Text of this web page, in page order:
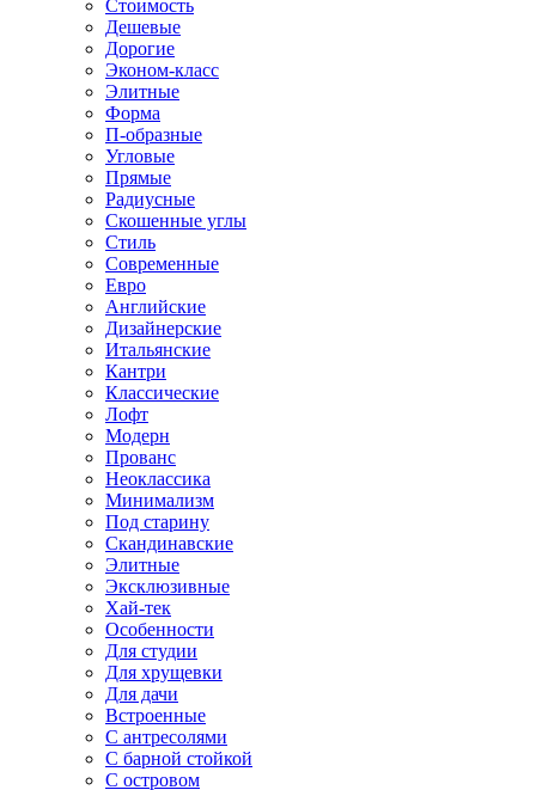
Стоимость
Дешевые
Дорогие
Эконом-класс
Элитные
Форма
П-образные
Угловые
Прямые
Радиусные
Скошенные углы
Стиль
Современные
Евро
Английские
Дизайнерские
Итальянские
Кантри
Классические
Лофт
Модерн
Прованс
Неоклассика
Минимализм
Под старину
Скандинавские
Элитные
Эксклюзивные
Хай-тек
Особенности
Для студии
Для хрущевки
Для дачи
Встроенные
С антресолями
С барной стойкой
С островом